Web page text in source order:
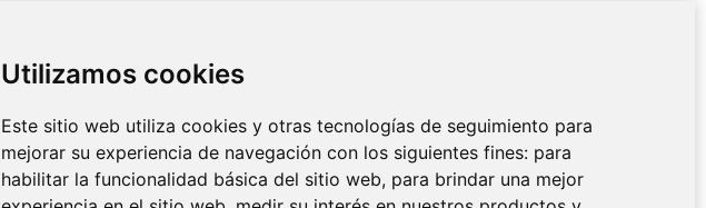
Utilizamos cookies
Este sitio web utiliza cookies y otras tecnologías de seguimiento para
mejorar su experiencia de navegación con los siguientes fines: para
habilitar la funcionalidad básica del sitio web, para brindar una mejor
SERVICIO AL CLIENTE
Envíos y devoluciones
Aviso Legal y términos y
condiciones
Av. Miramar, 3, 07871 Es
Pujols, Formentera, Illes